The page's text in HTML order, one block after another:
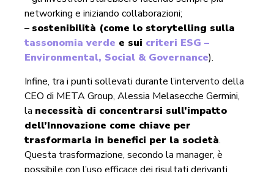
networking e iniziando collaborazioni;
– sostenibilità (come lo storytelling sulla
tassonomia verde e sui criteri ESG –
Environmental, Social & Governance).
Infine, tra i punti sollevati durante l’intervento della
CEO di META Group, Alessia Melasecche Germini,
la necessità di concentrarsi sull’impatto
dell’Innovazione come chiave per
trasformarla in benefici per la società.
Questa trasformazione, secondo la manager, è